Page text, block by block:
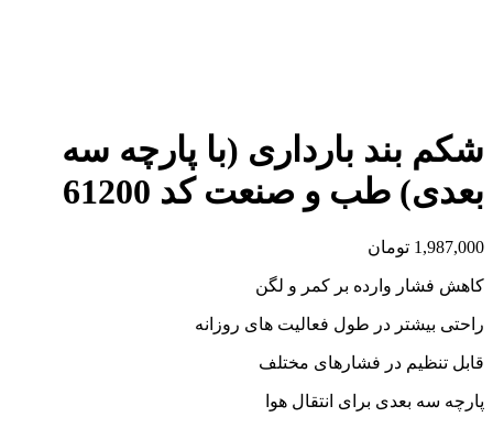
شکم بند بارداری (با پارچه سه
بعدی) طب و صنعت کد 61200
1,987,000 تومان
کاهش فشار وارده بر کمر و لگن
راحتی بیشتر در طول فعالیت های روزانه
قابل تنظیم در فشارهای مختلف
پارچه سه بعدی برای انتقال هوا